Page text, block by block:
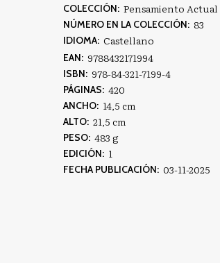
COLECCIÓN: Pensamiento Actual
NÚMERO EN LA COLECCIÓN: 83
IDIOMA: Castellano
EAN: 9788432171994
ISBN: 978-84-321-7199-4
PÁGINAS: 420
ANCHO: 14,5 cm
ALTO: 21,5 cm
PESO: 483 g
EDICIÓN: 1
FECHA PUBLICACIÓN: 03-11-2025